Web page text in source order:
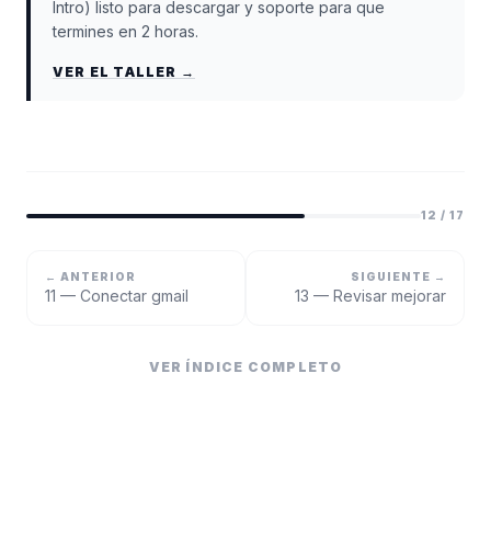
Intro) listo para descargar y soporte para que
termines en 2 horas.
VER EL TALLER →
12 / 17
← ANTERIOR
11 — Conectar gmail
SIGUIENTE →
13 — Revisar mejorar
VER ÍNDICE COMPLETO